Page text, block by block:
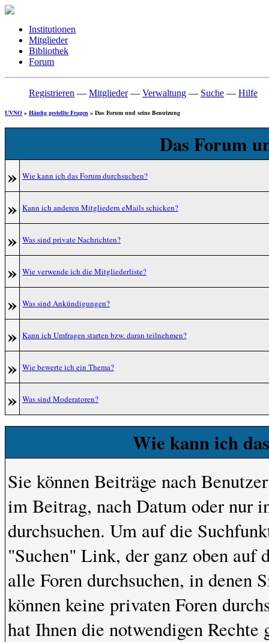
Institutionen
Mitglieder
Bibliothek
Forum
Registrieren — Mitglieder— Verwaltung — Suche — Hilfe
UVNO » Häufig gestellte Fragen » Das Forum und seine Benutzung
Das Forum
» Wie kann ich das Forum durchsuchen?
» Kann ich anderen Mitgliedern eMails schicken?
» Was sind private Nachrichten?
» Wie verwende ich die Mitgliederliste?
» Was sind Ankündigungen?
» Kann ich Umfragen starten bzw. daran teilnehmen?
» Wie bewerte ich ein Thema?
» Was sind Moderatoren?
Wie kann ich
Sie können Beiträge nach
im Beitrag, nach Datum oder nur
durchsuchen. Um auf die
"Suchen" Link, der ganz oben auf
alle Foren durchsuchen, in denen
können keine privaten Foren
hat Ihnen die notwendigen Rechte